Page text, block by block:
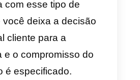
claro a importância do
ponto é que você